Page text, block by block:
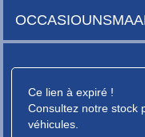
Ce lien à expiré !
Consultez notre stock
véhicules.